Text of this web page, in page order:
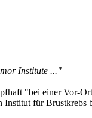
Institute ..."
"bei einer Vor-
für Brustkrebs